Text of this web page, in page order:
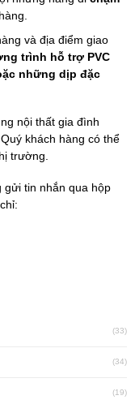
(33)
(34)
(19)
và địa điểm giao
trình hỗ trợ PVC
những dịp đặc
nội thất gia đình
khách hàng có thể
trường.
gửi tin nhắn qua hộp